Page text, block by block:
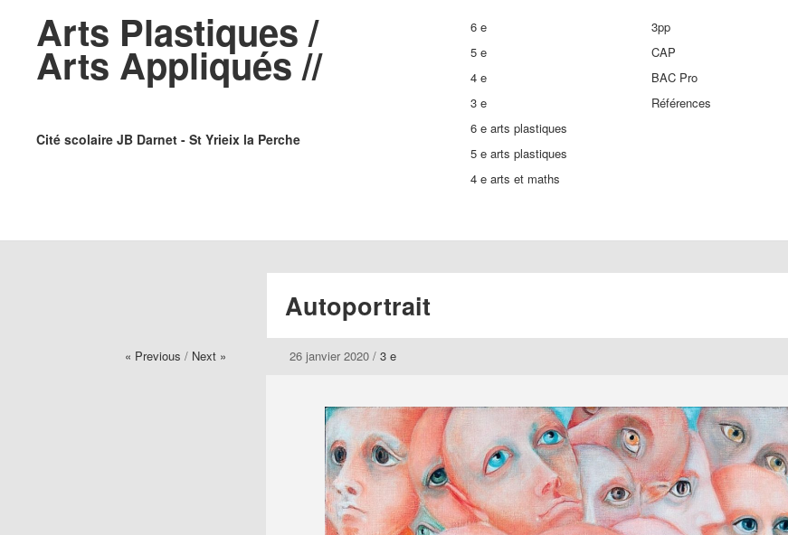
Arts Plastiques /
Arts Appliqués //
Cité scolaire JB Darnet - St Yrieix la Perche
6 e
5 e
4 e
3 e
6 e arts plastiques
5 e arts plastiques
4 e arts et maths
3pp
CAP
BAC Pro
Références
Autoportrait
« Previous / Next » 26 janvier 2020 / 3 e